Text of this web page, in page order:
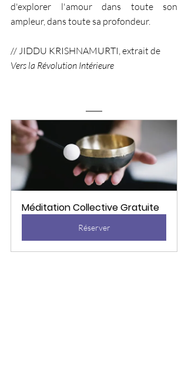
d'explorer l'amour dans toute son
ampleur, dans toute sa profondeur.
// JIDDU KRISHNAMURTI, extrait de
Vers la Révolution Intérieure
Méditation Collective Gratuite
Réserver